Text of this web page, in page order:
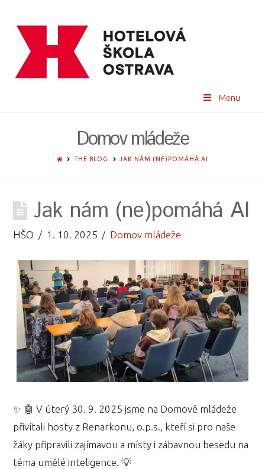
Menu
Domov mládeže
HOMETHE BLOG JAK NÁM (NE)POMÁHÁ AI
Jak nám (ne)pomáhá AI
HŠO 1. 10. 2025 Domov mládeže
✨ 🤖 V úterý 30. 9. 2025 jsme na Domově mládeže
přivítali hosty z Renarkonu, o.p.s., kteří si pro naše
žáky připravili zajímavou a místy i zábavnou besedu na
téma umělé inteligence. 💡